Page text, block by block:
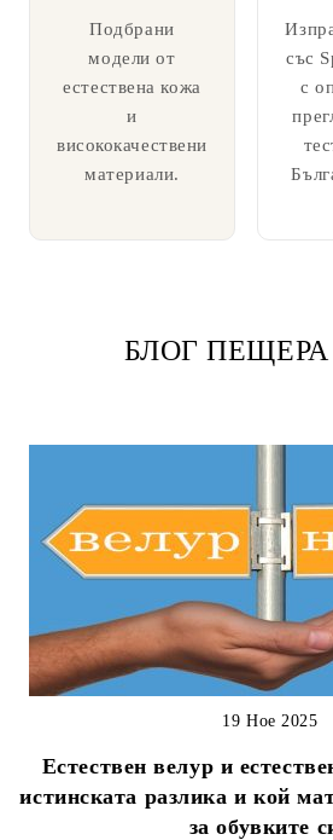
Подбрани
модели от
естествена кожа
и
висококачествени
материали.
със
с
БЛОГ
Естествен велур и
истинската разлика и кой
за обувките
19 Ное 2025